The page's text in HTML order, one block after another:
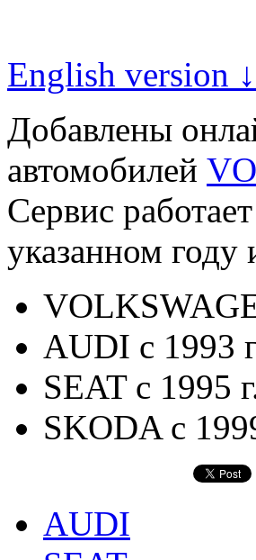
English version ↓
Добавлены
автомобилей
Сервис
указанном году
AUDI с 1993
SEAT с 1995
SKODA с
AUDI